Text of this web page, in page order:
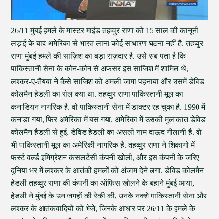
26/11 मुंबई हमले के मास्टर माइंड तहव्वुर राणा को 15 साल की कानूनी
लड़ाई के बाद अमेरिका से भारत लाना कोई साधारण घटना नहीं है. तहव्वुर
राणा मुंबई हमले की साज़िश का बड़ा राज़दार है. उसे सब पता है कि
पाकिस्तानी सेना के कौन-कौन से अफसर इस साजिश में शामिल थे,
लश्कर-ए-तैयबा ने कैसे साजिश को अमली जामा पहनाया और उसमें डेविड
कोलमैन हेडली का रोल क्या था. तहव्वुर राणा पाकिस्तानी मूल का
कनाडियन नागरिक है. वो पाकिस्तानी सेना में डाक्टर रह चुका है. 1990 में
कनाडा गया, फिर अमेरिका में बस गया. अमेरिका में उसकी मुलाकात डेविड
कोलमैन हैडली से हुई. डेविड हेडली का असली नाम दाऊद गीलानी है. वो
भी पाकिस्तानी मूल का अमेरिकी नागरिक है. तहव्वुर राणा ने शिकागो में
फर्स्ट वर्ल्ड इमिग्रेशन कंसलटेंसी कंपनी खोली, और इस कंपनी के जरिए
दुनिया भर में लश्कर के आतंकी हमलों को अंजाम देने लगा. डेविड कोलमैन
हेडली तहव्वुर राणा की कंपनी का ऑफिस खोलने के बहाने मुंबई आया,
हेडली ने मुंबई के उन जगहों की रेकी की, उनके नक्शे पाकिस्तानी सेना और
लश्कर के आतंकवादियों को भेजे, जिनके आधार पर 26/11 के हमले के